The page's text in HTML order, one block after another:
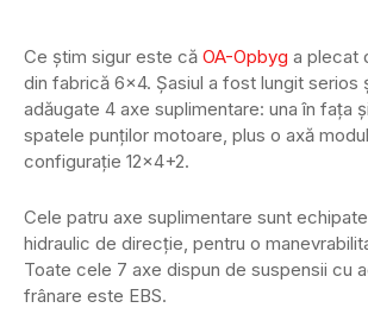
Ce știm sigur este că OA-Opbyg a plecat
din fabrică 6×4. Șasiul a fost lungit serios
adăugate 4 axe suplimentare: una în fața
spatele punților motoare, plus o axă
configurație 12×4+2.
Cele patru axe suplimentare sunt
hidraulic de direcție, pentru o
Toate cele 7 axe dispun de suspensii cu
frânare este EBS.